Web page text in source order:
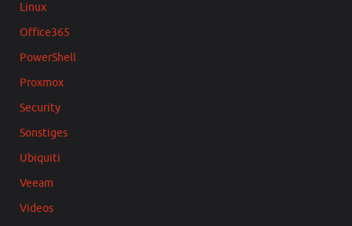
Linux
Office365
PowerShell
Proxmox
Security
Sonstiges
Ubiquiti
Veeam
Videos